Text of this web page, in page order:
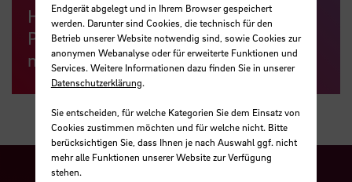
Hier finden Sie Schnittstellen zur
Passwortänderung, Umleitungen und
mehr.
Endgerät abgelegt und in Ihrem Browser gespeichert
werden. Darunter sind Cookies, die technisch für den
Betrieb unserer Website notwendig sind, sowie Cookies zur
anonymen Webanalyse oder für erweiterte Funktionen und
Services. Weitere Informationen dazu finden Sie in unserer
Datenschutzerklärung.
Sie entscheiden, für welche Kategorien Sie dem Einsatz von
Cookies zustimmen möchten und für welche nicht. Bitte
berücksichtigen Sie, dass Ihnen je nach Auswahl ggf. nicht
mehr alle Funktionen unserer Website zur Verfügung
stehen.